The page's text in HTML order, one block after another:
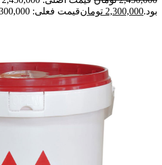
بود.2,300,000 تومانقیمت فعلی: 2,300,000 تومان.